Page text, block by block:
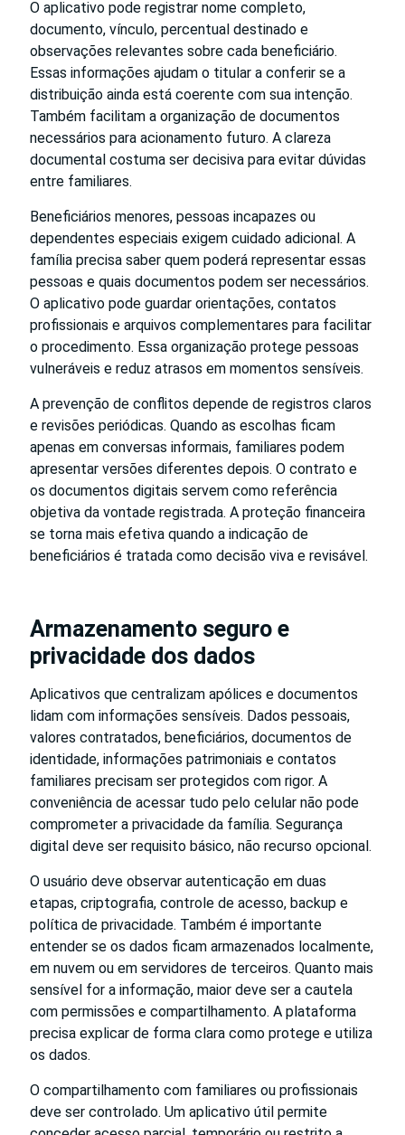
O aplicativo pode registrar nome completo,
documento, vínculo, percentual destinado e
observações relevantes sobre cada beneficiário.
Essas informações ajudam o titular a conferir se a
distribuição ainda está coerente com sua intenção.
Também facilitam a organização de documentos
necessários para acionamento futuro. A clareza
documental costuma ser decisiva para evitar dúvidas
entre familiares.
Beneficiários menores, pessoas incapazes ou
dependentes especiais exigem cuidado adicional. A
família precisa saber quem poderá representar essas
pessoas e quais documentos podem ser necessários.
O aplicativo pode guardar orientações, contatos
profissionais e arquivos complementares para facilitar
o procedimento. Essa organização protege pessoas
vulneráveis e reduz atrasos em momentos sensíveis.
A prevenção de conflitos depende de registros claros
e revisões periódicas. Quando as escolhas ficam
apenas em conversas informais, familiares podem
apresentar versões diferentes depois. O contrato e
os documentos digitais servem como referência
objetiva da vontade registrada. A proteção financeira
se torna mais efetiva quando a indicação de
beneficiários é tratada como decisão viva e revisável.
Armazenamento seguro e
privacidade dos dados
Aplicativos que centralizam apólices e documentos
lidam com informações sensíveis. Dados pessoais,
valores contratados, beneficiários, documentos de
identidade, informações patrimoniais e contatos
familiares precisam ser protegidos com rigor. A
conveniência de acessar tudo pelo celular não pode
comprometer a privacidade da família. Segurança
digital deve ser requisito básico, não recurso opcional.
O usuário deve observar autenticação em duas
etapas, criptografia, controle de acesso, backup e
política de privacidade. Também é importante
entender se os dados ficam armazenados localmente,
em nuvem ou em servidores de terceiros. Quanto mais
sensível for a informação, maior deve ser a cautela
com permissões e compartilhamento. A plataforma
precisa explicar de forma clara como protege e utiliza
os dados.
O compartilhamento com familiares ou profissionais
deve ser controlado. Um aplicativo útil permite